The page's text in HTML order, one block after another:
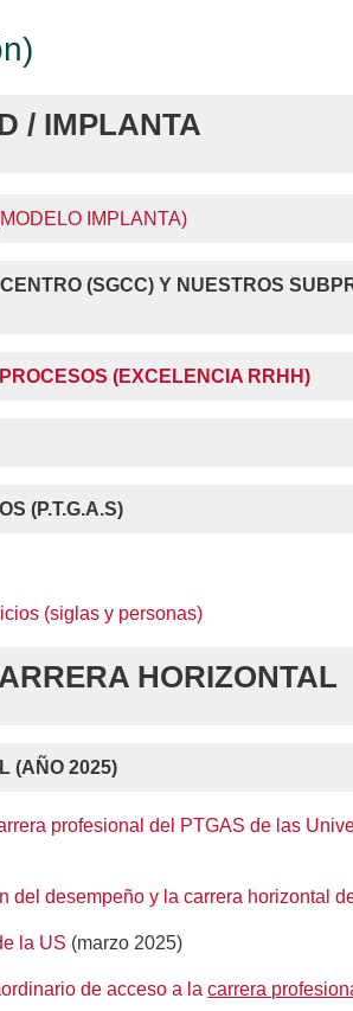
/ IMPLANTA
IMPLANTA)
(SGCC) Y NUESTROS
(EXCELENCIA RRHH)
(P.T.G.A.S)
(siglas y personas)
HORIZONTAL
(AÑO 2025)
profesional del PTGAS de las
del desempeño y la carrera horizontal
la US (marzo 2025)
de acceso a lacarrera